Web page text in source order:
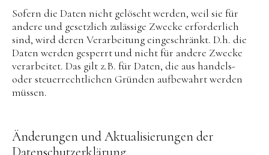
Sofern die Daten nicht gelöscht werden, weil sie für
andere und gesetzlich zulässige Zwecke erforderlich
sind, wird deren Verarbeitung eingeschränkt. D.h. die
Daten werden gesperrt und nicht für andere Zwecke
verarbeitet. Das gilt z.B. für Daten, die aus handels-
oder steuerrechtlichen Gründen aufbewahrt werden
müssen.
Änderungen und Aktualisierungen der
Datenschutzerklärung